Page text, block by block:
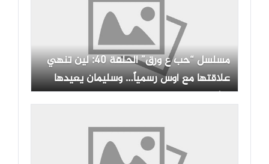
مسلسل “حب ع ورق” الحلقة 40: لين تنهي
علاقتها مع أوس رسمياً… وسليمان يعيدها
للشركة من جديد